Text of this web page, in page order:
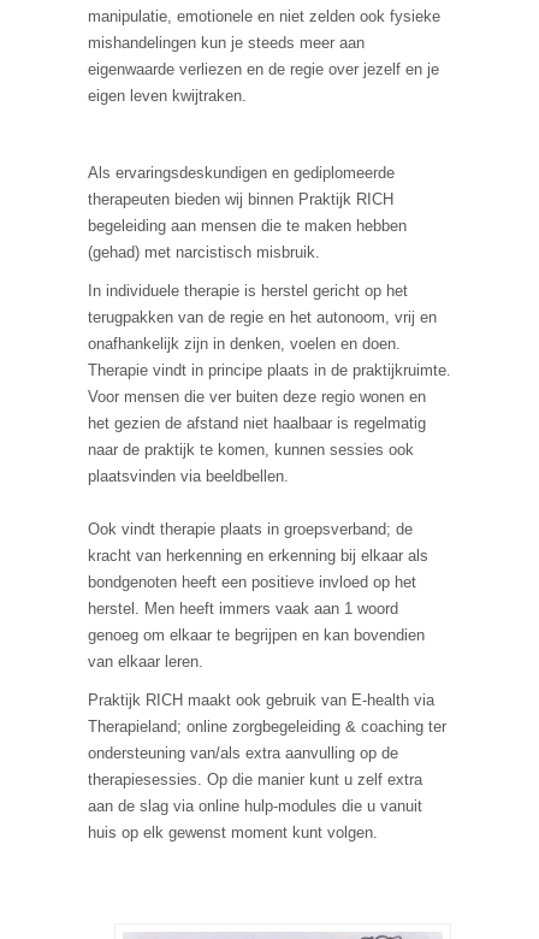
manipulatie, emotionele en niet zelden ook fysieke
mishandelingen kun je steeds meer aan
eigenwaarde verliezen en de regie over jezelf en je
eigen leven kwijtraken.
Als ervaringsdeskundigen en gediplomeerde
therapeuten bieden wij binnen Praktijk RICH
begeleiding aan mensen die te maken hebben
(gehad) met narcistisch misbruik.
In individuele therapie is herstel gericht op het
terugpakken van de regie en het autonoom, vrij en
onafhankelijk zijn in denken, voelen en doen.
Therapie vindt in principe plaats in de praktijkruimte.
Voor mensen die ver buiten deze regio wonen en
het gezien de afstand niet haalbaar is regelmatig
naar de praktijk te komen, kunnen sessies ook
plaatsvinden via beeldbellen.
Ook vindt therapie plaats in groepsverband; de
kracht van herkenning en erkenning bij elkaar als
bondgenoten heeft een positieve invloed op het
herstel. Men heeft immers vaak aan 1 woord
genoeg om elkaar te begrijpen en kan bovendien
van elkaar leren.
Praktijk RICH maakt ook gebruik van E-health via
Therapieland; online zorgbegeleiding & coaching ter
ondersteuning van/als extra aanvulling op de
therapiesessies. Op die manier kunt u zelf extra
aan de slag via online hulp-modules die u vanuit
huis op elk gewenst moment kunt volgen.